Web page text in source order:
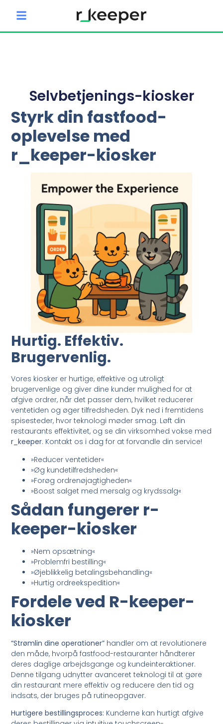
Selvbetjenings-kiosker
Styrk din fastfood-
oplevelse med
r_keeper-kiosker
Hurtig. Effektiv.
Brugervenlig.
Vores kiosker er hurtige, effektive og utroligt
brugervenlige og giver dine kunder mulighed for at
afgive ordrer, når det passer dem, hvilket reducerer
ventetiden og øger tilfredsheden. Dyk ned i fremtidens
spisesteder, hvor teknologi møder smag. Løft din
restaurants effektivitet, og se din virksomhed vokse med
r_keeper. Kontakt os i dag for at forvandle din service!
»Reducer ventetider«
»Øg kundetilfredsheden«
»Forøg ordrenøjagtigheden«
»Boost salget med mersalg og krydssalg«
Sådan fungerer r-
keeper-kiosker
»Nem opsætning«
»Problemfri bestilling«
»Øjeblikkelig betalingsbehandling«
»Hurtig ordreekspedition«
Fordele ved R-keeper-
kiosker
“Strømlin dine operationer” handler om at revolutionere
den måde, hvorpå fastfood-restauranter håndterer
deres daglige arbejdsgange og kundeinteraktioner.
Denne tilgang udnytter avanceret teknologi til at gøre
din restaurant mere effektiv og reducere den tid og
indsats, der bruges på rutineopgaver.
Hurtigere bestillingsproces: Kunderne kan hurtigt afgive